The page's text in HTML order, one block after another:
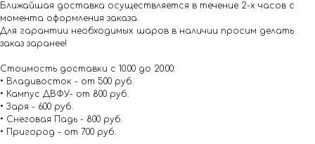
Ближайшая доставка осуществляется в течение 2-х часов с
момента оформления заказа.
Для гарантии необходимых шаров в наличии просим делать
заказ заранее!
Стоимость доставки с 10.00 до 20:00:
• Владивосток - от 500 руб.
• Кампус ДВФУ- от 800 руб.
• Заря - 600 руб.
• Снеговая Падь - 800 руб.
• Пригород - от 700 руб.